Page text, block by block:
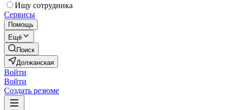
Ищу сотрудника
Сервисы
Помощь
Ещё
Поиск
Должанская
Войти
Войти
Создать резюме